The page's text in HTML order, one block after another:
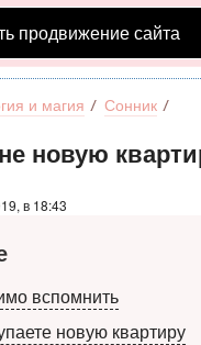
продвижение сайта
и магия Сонник
новую
в 18:43
вспомнить
новую квартиру